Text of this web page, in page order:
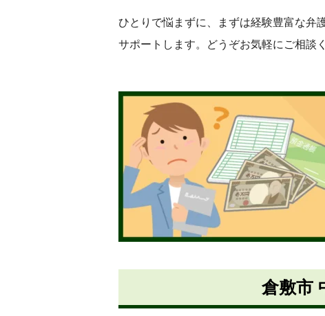
ひとりで悩まずに、まずは経験豊富な弁
サポートします。どうぞお気軽にご相談
倉敷市